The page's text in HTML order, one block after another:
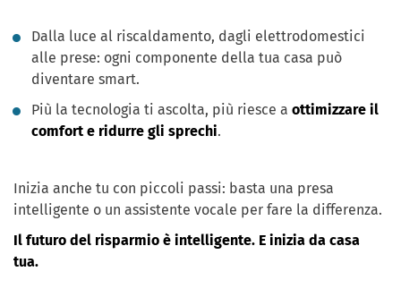
Dalla luce al riscaldamento, dagli elettrodomestici
alle prese: ogni componente della tua casa può
diventare smart.
Più la tecnologia ti ascolta, più riesce a ottimizzare il
comfort e ridurre gli sprechi.
Inizia anche tu con piccoli passi: basta una presa
intelligente o un assistente vocale per fare la differenza.
Il futuro del risparmio è intelligente. E inizia da casa
tua.